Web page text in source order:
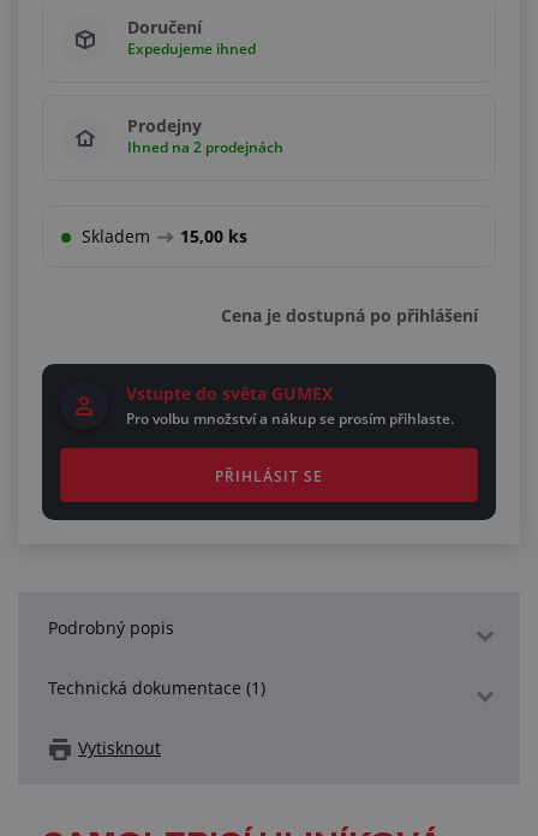
1,00 ks
Násobky 1,00 ks
Doručení
Expedujeme ihned
Prodejny
Ihned na 2 prodejnách
Skladem 15,00 ks
Cena je dostupná po přihlášení
Vstupte do světa GUMEX
Pro volbu množství a nákup se prosím přihlaste.
PŘIHLÁSIT SE
Podrobný popis
Technická dokumentace (1)
Vytisknout